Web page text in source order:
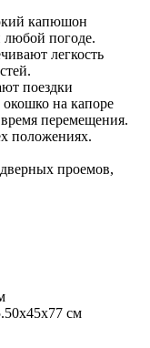
капюшон
любой погоде.
легкость
поездки
на капоре
перемещения.
положениях.
проемов,
см